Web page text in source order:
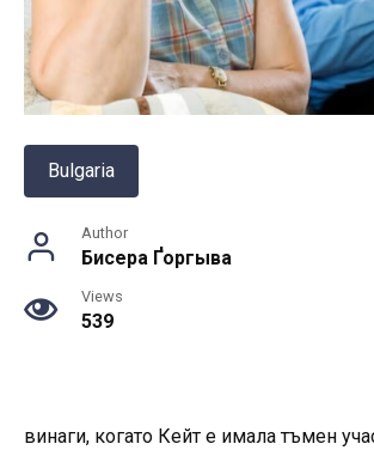
Bulgaria
Author
Бисера Ґоргыва
Views
539
винаги, когато Кейт е имала тъмен